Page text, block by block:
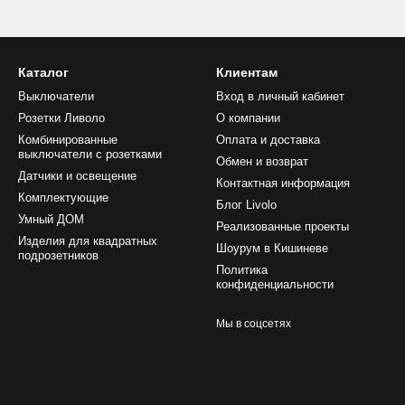
можно выбрать классические розетки 220V, розетки Schuko с
точек подключения. Белые розетки Livolo можно сочетать с
и доставка по Молдове
модель или комбинация подойдет для вашего проекта, мы
интерьера. Товары в наличии можно заказать онлайн с
белые розетки?
светлых интерьеров, белых или нейтральных стен,
Каталог
Выключатели
Розетки Ливоло
Комбинированные
выключатели с розетками
Датчики и освещение
Комплектующие
Умный ДОМ
Изделия для квадратных
подрозетников
Клиентам
Вход в личный кабинет
О компании
Оплата и доставка
Обмен и возврат
Контактная информация
Блог Livolo
Реализованные проекты
Шоурум в Кишиневе
Политика
конфиденциальности
Мы в соцсетях